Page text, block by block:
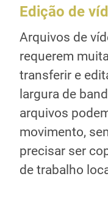
Edição de
Arquivos de
requerem
transferir e
largura de
arquivos
movimento,
precisar ser
de trabalho